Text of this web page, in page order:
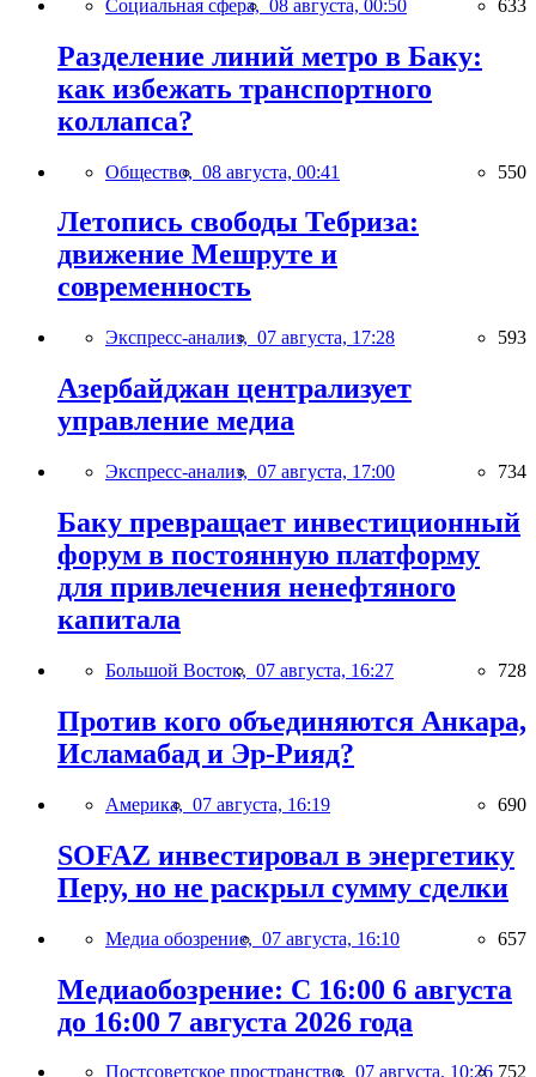
Социальная сфера, 08 августа, 00:50 633
Разделение линий метро в Баку:
как избежать транспортного
коллапса?
Общество, 08 августа, 00:41 550
Летопись свободы Тебриза:
движение Мешруте и
современность
Экспресс-анализ, 07 августа, 17:28 593
Азербайджан централизует
управление медиа
Экспресс-анализ, 07 августа, 17:00 734
Баку превращает инвестиционный
форум в постоянную платформу
для привлечения ненефтяного
капитала
Большой Восток, 07 августа, 16:27 728
Против кого объединяются Анкара,
Исламабад и Эр-Рияд?
Америка, 07 августа, 16:19 690
SOFAZ инвестировал в энергетику
Перу, но не раскрыл сумму сделки
Медиа обозрение, 07 августа, 16:10 657
Медиаобозрение: С 16:00 6 августа
до 16:00 7 августа 2026 года
Постсоветское пространство, 07 августа, 10:26 752